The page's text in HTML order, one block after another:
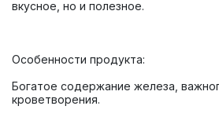
Богатое содержание железа,